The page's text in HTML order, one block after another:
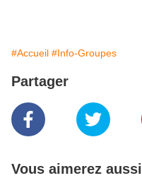
#Accueil #Info-Groupes
Partager
Vous aimerez aussi